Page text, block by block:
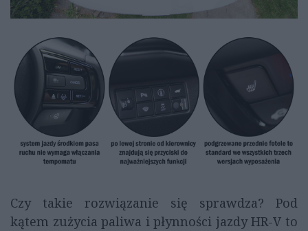
Czy takie rozwiązanie się sprawdza? Pod
kątem zużycia paliwa i płynności jazdy HR-V to